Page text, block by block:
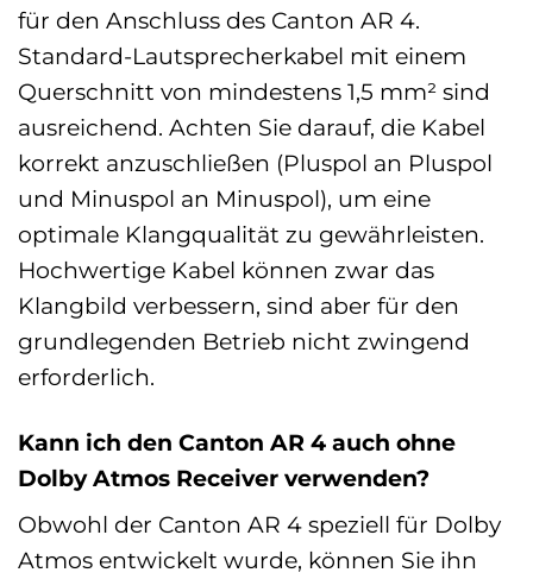
für den Anschluss des Canton AR 4.
Standard-Lautsprecherkabel mit einem
Querschnitt von mindestens 1,5 mm² sind
ausreichend. Achten Sie darauf, die Kabel
korrekt anzuschließen (Pluspol an Pluspol
und Minuspol an Minuspol), um eine
optimale Klangqualität zu gewährleisten.
Hochwertige Kabel können zwar das
Klangbild verbessern, sind aber für den
grundlegenden Betrieb nicht zwingend
erforderlich.
Kann ich den Canton AR 4 auch ohne
Dolby Atmos Receiver verwenden?
Obwohl der Canton AR 4 speziell für Dolby
Atmos entwickelt wurde, können Sie ihn